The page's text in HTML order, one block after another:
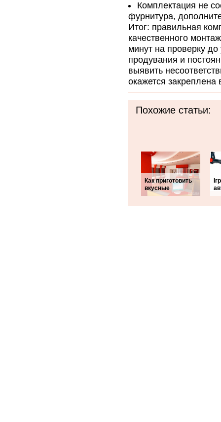
Комплектация не
фурнитура,
Итог: правильная
качественного
минут на проверку до
продувания и
выявить
окажется закреплена
Похожие статьи:
Как приготовить
вкусные